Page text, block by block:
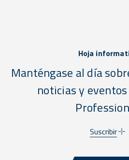
Hoja
Manténgase al día
noticias y eventos
Suscribir